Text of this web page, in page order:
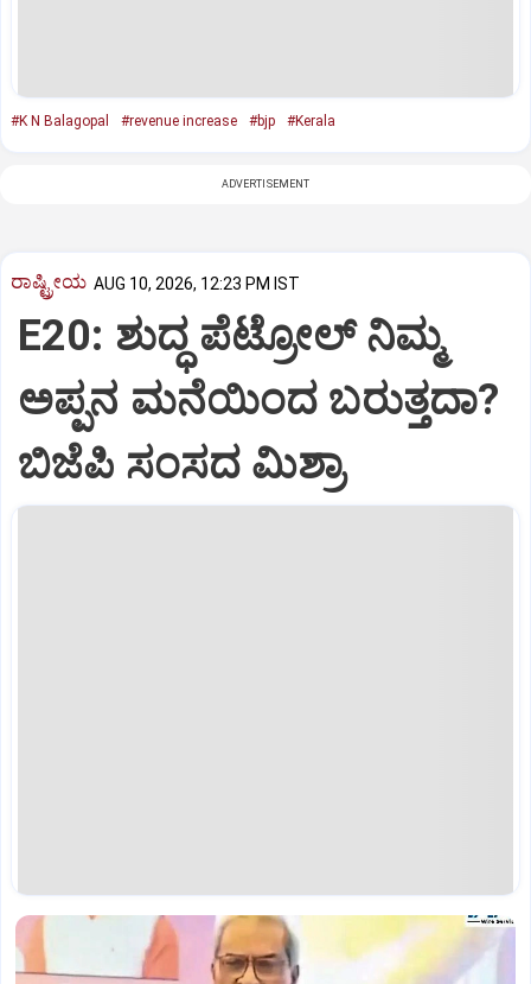
#K N Balagopal #revenue increase #bjp #Kerala
ADVERTISEMENT
ರಾಷ್ಟ್ರೀಯ AUG 10, 2026, 12:23 PM IST
E20: ಶುದ್ಧ ಪೆಟ್ರೋಲ್ ನಿಮ್ಮ
ಅಪ್ಪನ ಮನೆಯಿಂದ ಬರುತ್ತದಾ?
ಬಿಜೆಪಿ ಸಂಸದ ಮಿಶ್ರಾ